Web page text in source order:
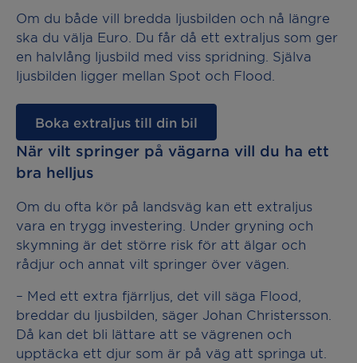
Om du både vill bredda ljusbilden och nå längre
ska du välja Euro. Du får då ett extraljus som ger
en halvlång ljusbild med viss spridning. Själva
ljusbilden ligger mellan Spot och Flood.
Boka extraljus till din bil
När vilt springer på vägarna vill du ha ett
bra helljus
Om du ofta kör på landsväg kan ett extraljus
vara en trygg investering. Under gryning och
skymning är det större risk för att älgar och
rådjur och annat vilt springer över vägen.
– Med ett extra fjärrljus, det vill säga Flood,
breddar du ljusbilden, säger Johan Christersson.
Då kan det bli lättare att se vägrenen och
upptäcka ett djur som är på väg att springa ut.